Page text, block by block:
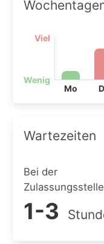
Viel
Wenig
Mo
Wartezeiten
Bei der
Zulassungsstelle
1-3